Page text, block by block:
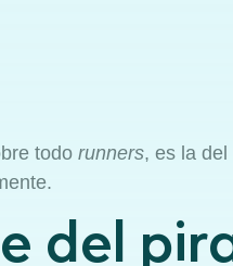
todo runners, es la del
del